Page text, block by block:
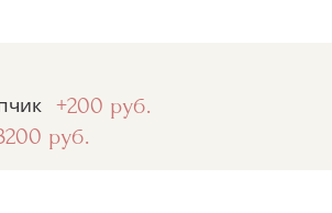
+200 руб.
руб.